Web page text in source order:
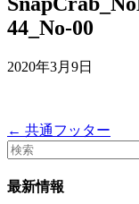
44_No-00
2020年3月9日
← 共通フッター
最新情報